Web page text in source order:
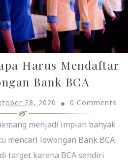
Harus Mendaftar
Bank BCA
28, 2020 0 Comments
menjadi impian banyak
mencari lowongan Bank BCA
target karena BCA sendiri